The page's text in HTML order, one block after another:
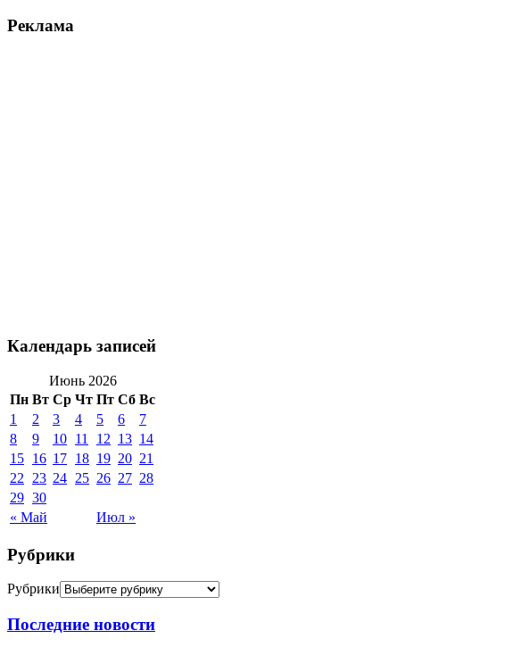
Реклама
Календарь записей
Июнь 2026
Пн Вт Ср Чт Пт Сб Вс
« Май Июл »
1 2 3 4 5 6
7
8
9 10 11 12 13 14
15 16 17 18 19 20 21
22
23 24 25 26 27 28
29 30
Рубрики
Рубрики
Последние новости